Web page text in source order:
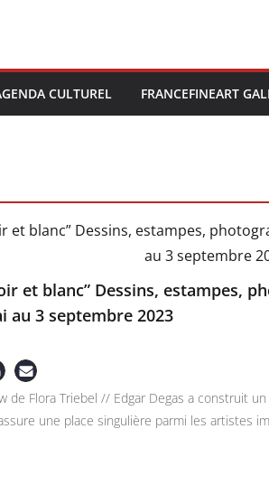
CULTUREL FRANCEFINEART
et blanc” Dessins, estampes,
au 3 septembre 2023
de Flora Triebel // Edgar Degas a construit
une place singulière parmi les artistes